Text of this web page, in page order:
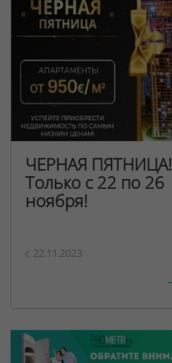
ЧЕРНАЯ ПЯТНИЦА!
Только с 22 по 26
ноября!
c 22.11.2023